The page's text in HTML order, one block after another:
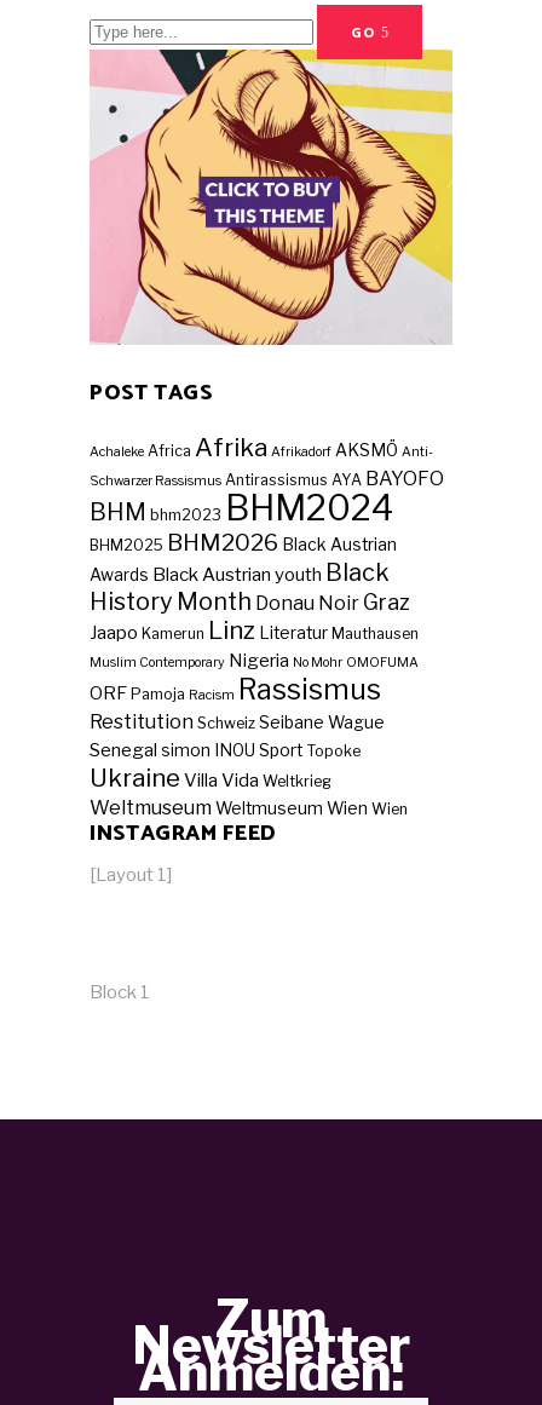
Search
for:
GO
SOCIAL FEED
POST TAGS
Achaleke Africa Afrika Afrikadorf AKSMÖ Anti-
Schwarzer Rassismus Antirassismus AYA BAYOFO
BHM bhm2023 BHM2024
BHM2025 BHM2026 Black Austrian
Awards Black Austrian youth Black
History Month Donau Noir Graz
Jaapo Kamerun Linz Literatur Mauthausen
Muslim Contemporary Nigeria No Mohr OMOFUMA
ORF Pamoja Racism Rassismus
Restitution Schweiz Seibane Wague
Senegal simon INOU Sport Topoke
Ukraine Villa Vida Weltkrieg
WeltmuseumWeltmuseum Wien Wien
INSTAGRAM FEED
[Layout 1]
Block 1
Zum
Newsletter
Anmelden: